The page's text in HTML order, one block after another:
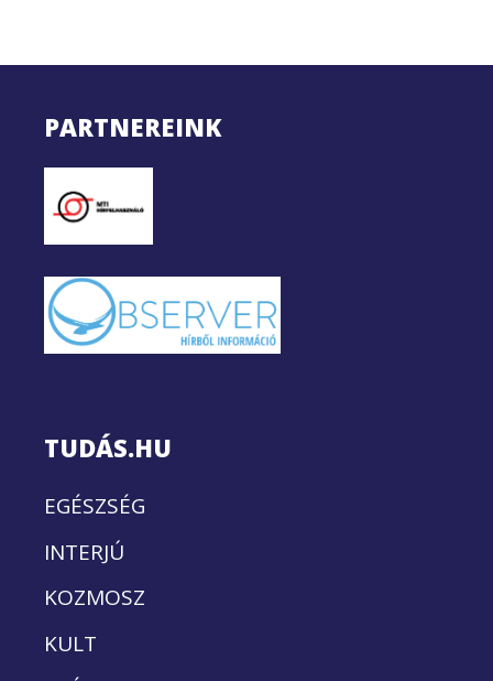
PARTNEREINK
TUDÁS.HU
EGÉSZSÉG
INTERJÚ
KOZMOSZ
KULT